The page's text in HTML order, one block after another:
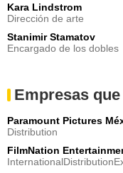
Kara Lindstrom
Dirección de arte
Stanimir Stamatov
Encargado de los dobles
Empresas
Paramount Pictures
Distribution
FilmNation